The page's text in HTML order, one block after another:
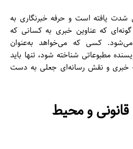
شدت یافته است و حرفه خبرنگاری به
که عناوین خبری به کسانی که
می‌شود. کسی که می‌خواهد به‌عنوان
مطبوعاتی شناخته شود، تنها باید
خبری و نقش رسانه‌ای جعلی به دست
قانونی و محیط